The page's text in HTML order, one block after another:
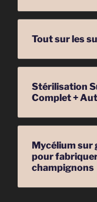
Tout sur les
Stérilisation
Complet +
Mycélium sur
pour
champignons